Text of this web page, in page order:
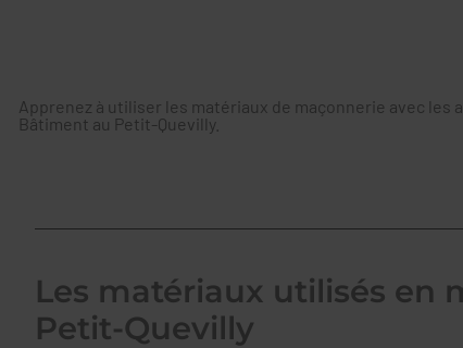
Apprenez à utiliser les matériaux de maçonnerie avec les
Bâtiment au Petit-Quevilly.
Les matériaux utilisés en
Petit-Quevilly